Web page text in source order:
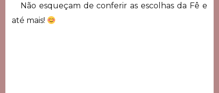
Não esqueçam de conferir as escolhas da Fê e
até mais!